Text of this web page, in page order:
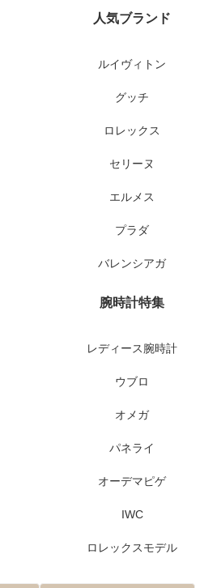
人気ブランド
ルイヴィトン
グッチ
ロレックス
セリーヌ
エルメス
プラダ
バレンシアガ
腕時計特集
レディース腕時計
ウブロ
オメガ
パネライ
オーデマピゲ
IWC
ロレックスモデル